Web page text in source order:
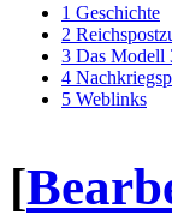
1 Geschichte
2
3 Das Modell
4
5 Weblinks
[